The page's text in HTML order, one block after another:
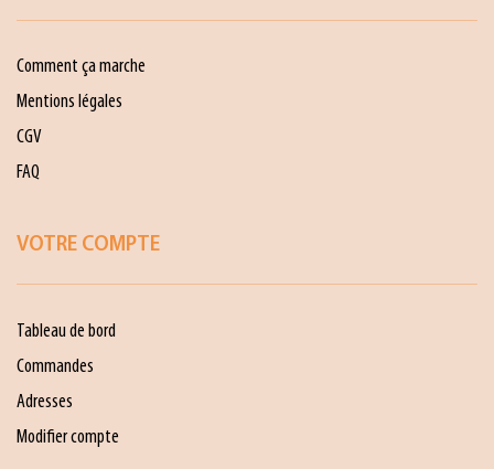
Comment ça marche
Mentions légales
CGV
FAQ
VOTRE COMPTE
Tableau de bord
Commandes
Adresses
Modifier compte